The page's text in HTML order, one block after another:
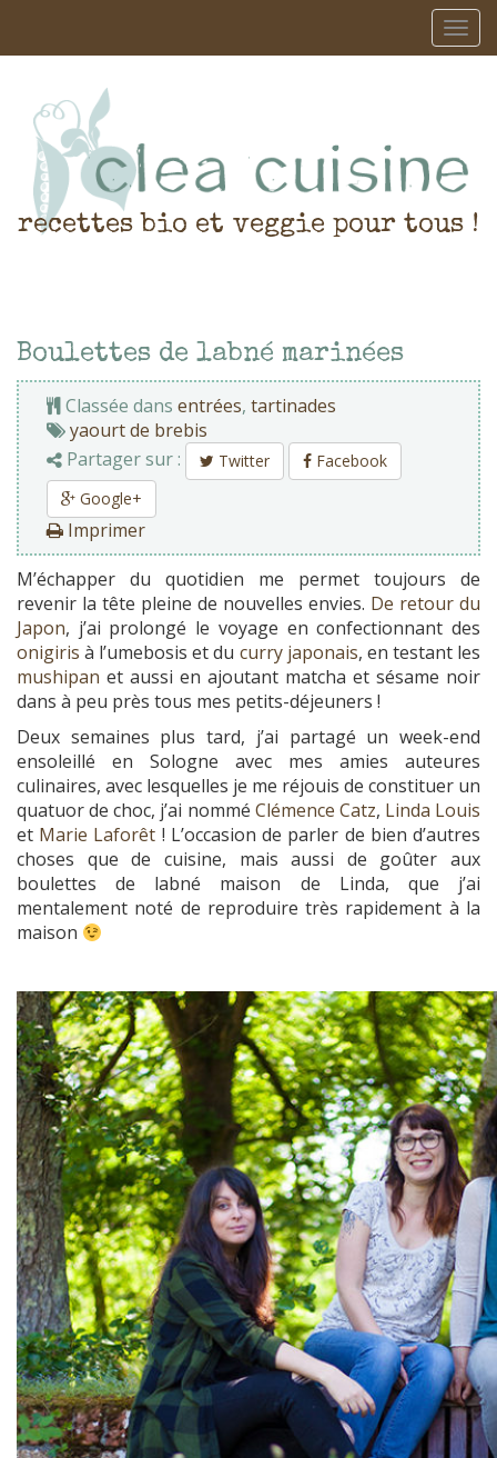
recettes bio et veggie pour tous !
Boulettes de labné marinées
Classée dans entrées, tartinades
yaourt de brebis
Partager sur :
Twitter
Facebook
Google+
Imprimer
M’échapper du quotidien me permet toujours de
revenir la tête pleine de nouvelles envies. De retour du
Japon, j’ai prolongé le voyage en confectionnant des
onigiris à l’umebosis et du curry japonais, en testant les
mushipan et aussi en ajoutant matcha et sésame noir
dans à peu près tous mes petits-déjeuners !
Deux semaines plus tard, j’ai partagé un week-end
ensoleillé en Sologne avec mes amies auteures
culinaires, avec lesquelles je me réjouis de constituer un
quatuor de choc, j’ai nommé Clémence Catz, Linda Louis
et Marie Laforêt ! L’occasion de parler de bien d’autres
choses que de cuisine, mais aussi de goûter aux
boulettes de labné maison de Linda, que j’ai
mentalement noté de reproduire très rapidement à la
maison